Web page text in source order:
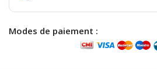
Modes de paiement :